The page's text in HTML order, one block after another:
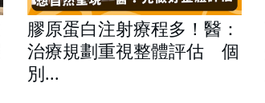
膠原蛋白注射療程多！醫：
治療規劃重視整體評估 個
別...